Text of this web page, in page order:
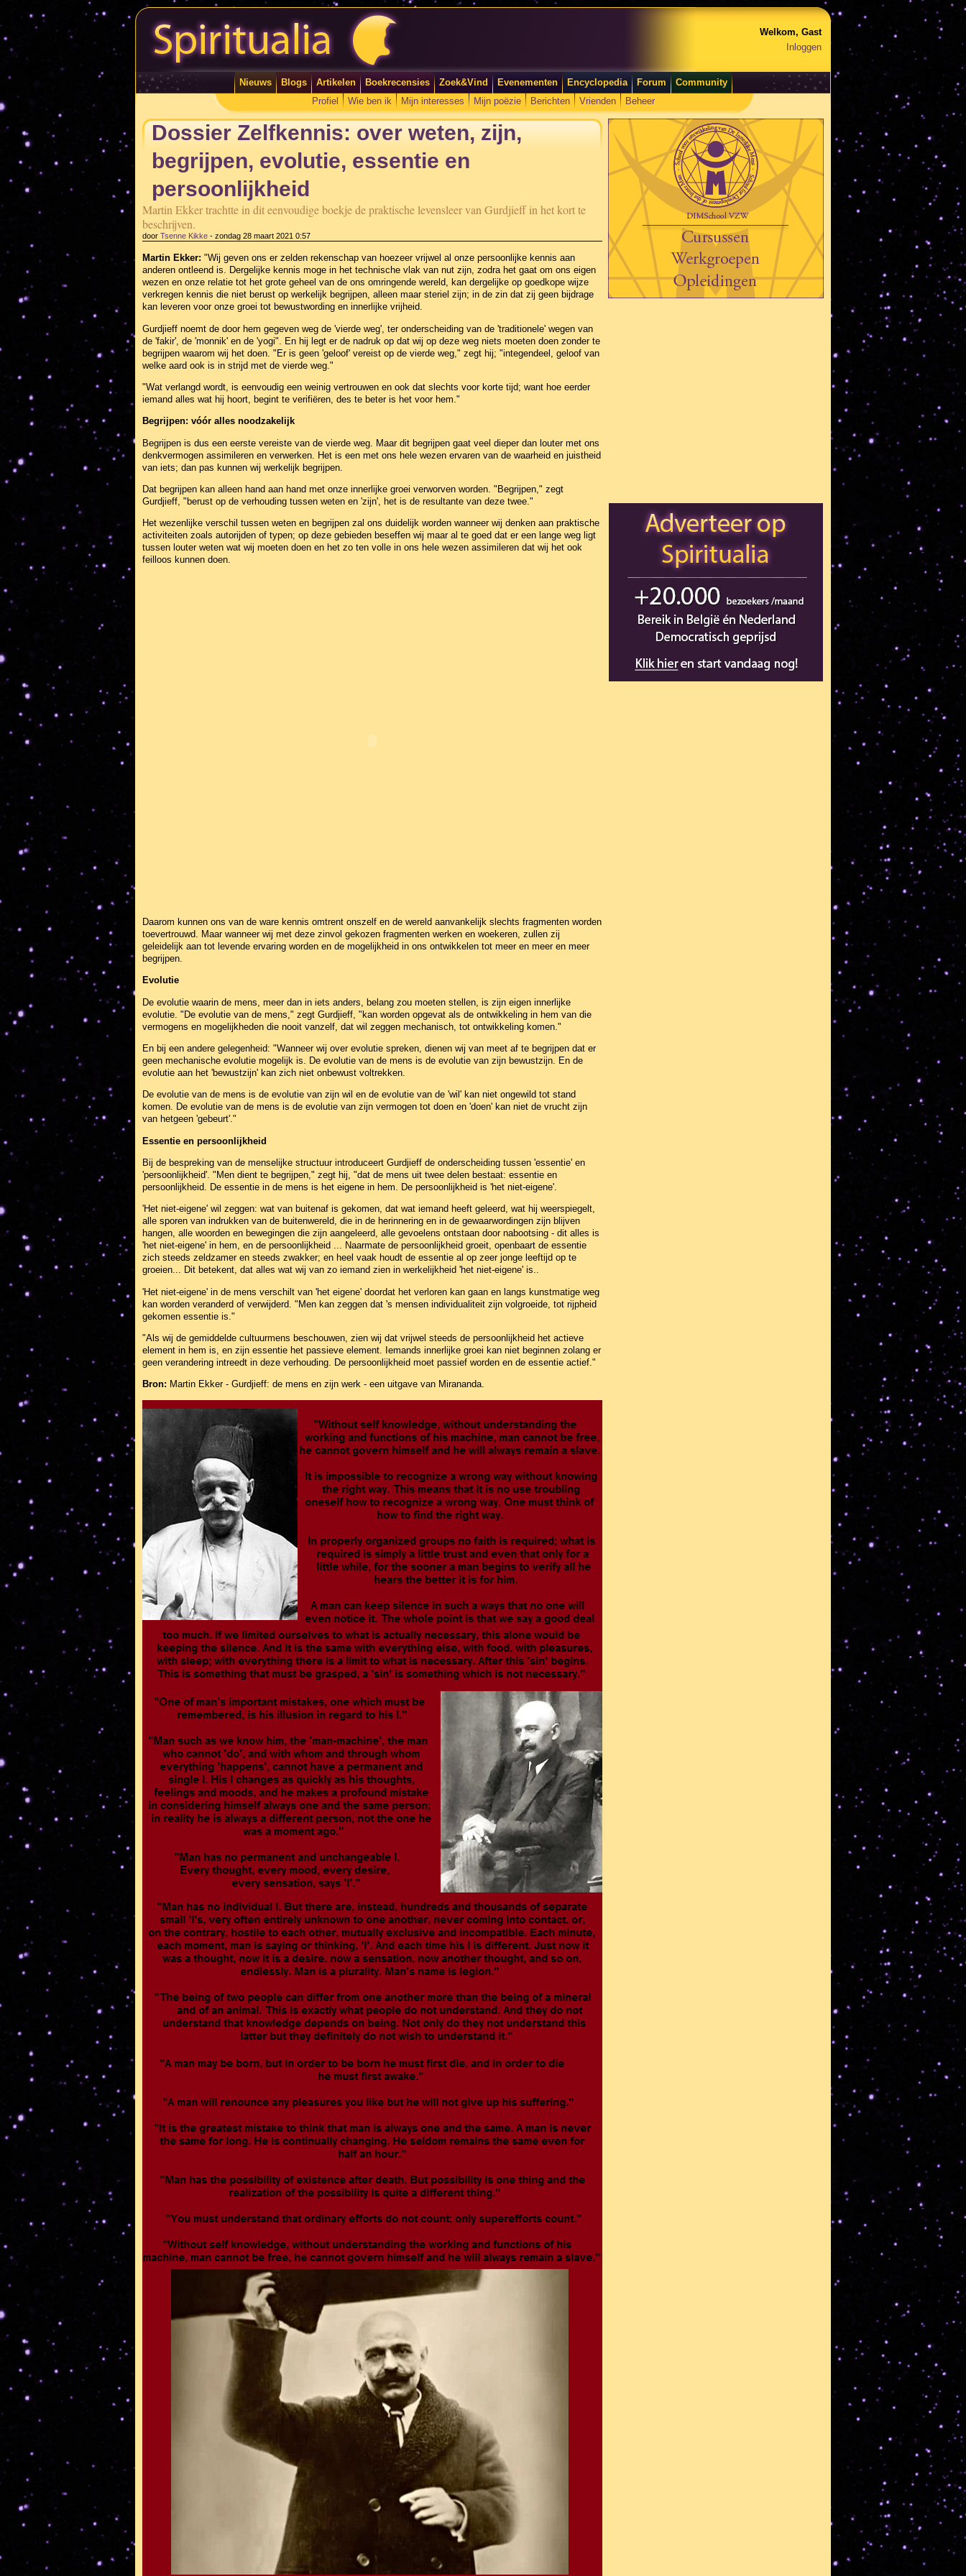
Welkom, Gast
Inloggen
Nieuws Blogs Artikelen Boekrecensies Zoek&Vind Evenementen Encyclopedia Forum
Community
Profiel
Wie ben ik Mijn interesses Mijn poëzie Berichten Vrienden Beheer
Dossier Zelfkennis: over weten, zijn,
begrijpen, evolutie, essentie en
persoonlijkheid
Martin Ekker trachtte in dit eenvoudige boekje de praktische levensleer van Gurdjieff in het kort te
beschrijven.
door Tsenne Kikke - zondag 28 maart 2021 0:57
Martin Ekker: "Wij geven ons er zelden rekenschap van hoezeer vrijwel al onze persoonlijke kennis aan
anderen ontleend is. Dergelijke kennis moge in het technische vlak van nut zijn, zodra het gaat om ons eigen
wezen en onze relatie tot het grote geheel van de ons omringende wereld, kan dergelijke op goedkope wijze
verkregen kennis die niet berust op werkelijk begrijpen, alleen maar steriel zijn; in de zin dat zij geen bijdrage
kan leveren voor onze groei tot bewustwording en innerlijke vrijheid.
Gurdjieff noemt de door hem gegeven weg de 'vierde weg', ter onderscheiding van de 'traditionele' wegen van
de 'fakir', de 'monnik' en de 'yogi". En hij legt er de nadruk op dat wij op deze weg niets moeten doen zonder te
begrijpen waarom wij het doen. "Er is geen 'geloof' vereist op de vierde weg," zegt hij; "integendeel, geloof van
welke aard ook is in strijd met de vierde weg."
"Wat verlangd wordt, is eenvoudig een weinig vertrouwen en ook dat slechts voor korte tijd; want hoe eerder
iemand alles wat hij hoort, begint te verifiëren, des te beter is het voor hem."
Begrijpen: vóór alles noodzakelijk
Begrijpen is dus een eerste vereiste van de vierde weg. Maar dit begrijpen gaat veel dieper dan louter met ons
denkvermogen assimileren en verwerken. Het is een met ons hele wezen ervaren van de waarheid en juistheid
van iets; dan pas kunnen wij werkelijk begrijpen.
Dat begrijpen kan alleen hand aan hand met onze innerlijke groei verworven worden. "Begrijpen," zegt
Gurdjieff, "berust op de verhouding tussen weten en 'zijn', het is de resultante van deze twee."
Het wezenlijke verschil tussen weten en begrijpen zal ons duidelijk worden wanneer wij denken aan praktische
activiteiten zoals autorijden of typen; op deze gebieden beseffen wij maar al te goed dat er een lange weg ligt
tussen louter weten wat wij moeten doen en het zo ten volle in ons hele wezen assimileren dat wij het ook
feilloos kunnen doen.
Daarom kunnen ons van de ware kennis omtrent onszelf en de wereld aanvankelijk slechts fragmenten worden
toevertrouwd. Maar wanneer wij met deze zinvol gekozen fragmenten werken en woekeren, zullen zij
geleidelijk aan tot levende ervaring worden en de mogelijkheid in ons ontwikkelen tot meer en meer en meer
begrijpen.
Evolutie
De evolutie waarin de mens, meer dan in iets anders, belang zou moeten stellen, is zijn eigen innerlijke
evolutie. "De evolutie van de mens," zegt Gurdjieff, "kan worden opgevat als de ontwikkeling in hem van die
vermogens en mogelijkheden die nooit vanzelf, dat wil zeggen mechanisch, tot ontwikkeling komen."
En bij een andere gelegenheid: "Wanneer wij over evolutie spreken, dienen wij van meet af te begrijpen dat er
geen mechanische evolutie mogelijk is. De evolutie van de mens is de evolutie van zijn bewustzijn. En de
evolutie aan het 'bewustzijn' kan zich niet onbewust voltrekken.
De evolutie van de mens is de evolutie van zijn wil en de evolutie van de 'wil' kan niet ongewild tot stand
komen. De evolutie van de mens is de evolutie van zijn vermogen tot doen en 'doen' kan niet de vrucht zijn
van hetgeen 'gebeurt'."
Essentie en persoonlijkheid
Bij de bespreking van de menselijke structuur introduceert Gurdjieff de onderscheiding tussen 'essentie' en
'persoonlijkheid'. "Men dient te begrijpen," zegt hij, "dat de mens uit twee delen bestaat: essentie en
persoonlijkheid. De essentie in de mens is het eigene in hem. De persoonlijkheid is 'het niet-eigene'.
'Het niet-eigene' wil zeggen: wat van buitenaf is gekomen, dat wat iemand heeft geleerd, wat hij weerspiegelt,
alle sporen van indrukken van de buitenwereld, die in de herinnering en in de gewaarwordingen zijn blijven
hangen, alle woorden en bewegingen die zijn aangeleerd, alle gevoelens ontstaan door nabootsing - dit alles is
'het niet-eigene' in hem, en de persoonlijkheid ... Naarmate de persoonlijkheid groeit, openbaart de essentie
zich steeds zeldzamer en steeds zwakker; en heel vaak houdt de essentie al op zeer jonge leeftijd op te
groeien... Dit betekent, dat alles wat wij van zo iemand zien in werkelijkheid 'het niet-eigene' is..
'Het niet-eigene' in de mens verschilt van 'het eigene' doordat het verloren kan gaan en langs kunstmatige weg
kan worden veranderd of verwijderd. "Men kan zeggen dat 's mensen individualiteit zijn volgroeide, tot rijpheid
gekomen essentie is."
"Als wij de gemiddelde cultuurmens beschouwen, zien wij dat vrijwel steeds de persoonlijkheid het actieve
element in hem is, en zijn essentie het passieve element. Iemands innerlijke groei kan niet beginnen zolang er
geen verandering intreedt in deze verhouding. De persoonlijkheid moet passief worden en de essentie actief."
Bron: Martin Ekker - Gurdjieff: de mens en zijn werk - een uitgave van Mirananda.